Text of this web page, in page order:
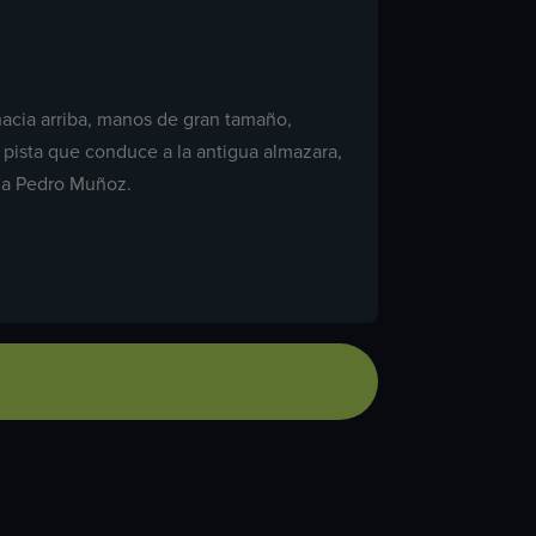
arriba, manos de gran tamaño,
que conduce a la antigua almazara,
Pedro Muñoz.